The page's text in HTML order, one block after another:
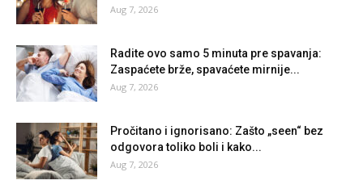
Aug 7, 2026
Radite ovo samo 5 minuta pre spavanja:
Zaspaćete brže, spavaćete mirnije...
Aug 7, 2026
Pročitano i ignorisano: Zašto „seen“ bez
odgovora toliko boli i kako...
Aug 7, 2026